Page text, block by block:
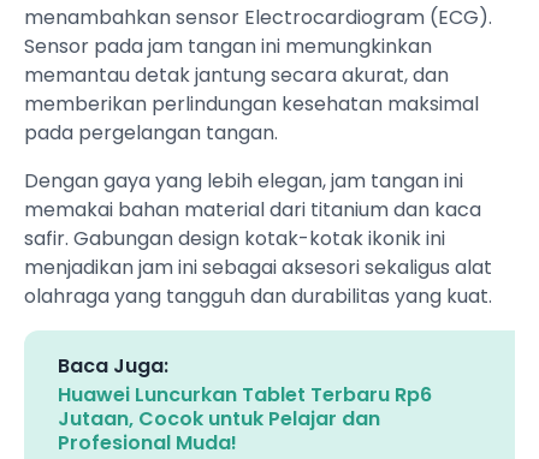
menambahkan sensor Electrocardiogram (ECG).
Sensor pada jam tangan ini memungkinkan
memantau detak jantung secara akurat, dan
memberikan perlindungan kesehatan maksimal
pada pergelangan tangan.
Dengan gaya yang lebih elegan, jam tangan ini
memakai bahan material dari titanium dan kaca
safir. Gabungan design kotak-kotak ikonik ini
menjadikan jam ini sebagai aksesori sekaligus alat
olahraga yang tangguh dan durabilitas yang kuat.
Baca Juga:
Huawei Luncurkan Tablet Terbaru Rp6
Jutaan, Cocok untuk Pelajar dan
Profesional Muda!